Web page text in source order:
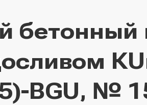
бетонный
BGU, №